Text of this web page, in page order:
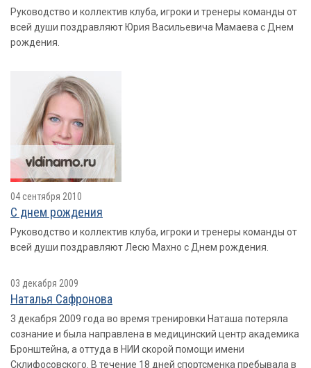
Руководство и коллектив клуба, игроки и тренеры команды от
всей души поздравляют Юрия Васильевича Мамаева с Днем
рождения.
04 сентября 2010
С днем рождения
Руководство и коллектив клуба, игроки и тренеры команды от
всей души поздравляют Лесю Махно с Днем рождения.
03 декабря 2009
Наталья Сафронова
3 декабря 2009 года во время тренировки Наташа потеряла
сознание и была направлена в медицинский центр академика
Бронштейна, а оттуда в НИИ скорой помощи имени
Склифосовского. В течение 18 дней спортсменка пребывала в